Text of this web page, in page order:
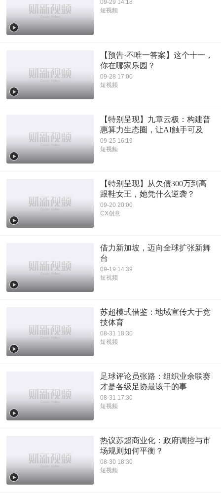
09-29 14:18
短视频
【预告·不唯一答案】这个十一，
你在哪家乐园？
09-28 17:00
短视频
【特别呈现】九章云极：构建普
惠算力生态圈，让AI触手可及
09-25 16:19
短视频
【特别呈现】从欠债300万到高
跟鞋女王，她凭什么逆袭？
09-20 20:00
CX创意
借力新加坡，迈向全球扩张新舞
台
09-19 14:39
短视频
苏超模式借鉴：地域宣传大于竞
技体育
08-31 18:30
短视频
足球评论员张路：组织业余联赛
才是各级足协最该干的事
08-31 17:30
短视频
热议苏超商业化：政府调控与市
场规则如何平衡？
08-30 18:30
短视频